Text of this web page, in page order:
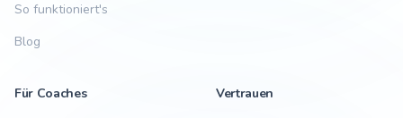
So funktioniert's
Blog
Für Coaches Vertrauen